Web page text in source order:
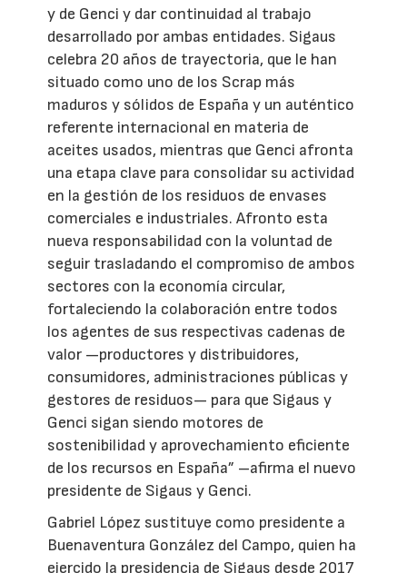
y de Genci y dar continuidad al trabajo
desarrollado por ambas entidades. Sigaus
celebra 20 años de trayectoria, que le han
situado como uno de los Scrap más
maduros y sólidos de España y un auténtico
referente internacional en materia de
aceites usados, mientras que Genci afronta
una etapa clave para consolidar su actividad
en la gestión de los residuos de envases
comerciales e industriales. Afronto esta
nueva responsabilidad con la voluntad de
seguir trasladando el compromiso de ambos
sectores con la economía circular,
fortaleciendo la colaboración entre todos
los agentes de sus respectivas cadenas de
valor —productores y distribuidores,
consumidores, administraciones públicas y
gestores de residuos— para que Sigaus y
Genci sigan siendo motores de
sostenibilidad y aprovechamiento eficiente
de los recursos en España” –afirma el nuevo
presidente de Sigaus y Genci.
Gabriel López sustituye como presidente a
Buenaventura González del Campo, quien ha
ejercido la presidencia de Sigaus desde 2017